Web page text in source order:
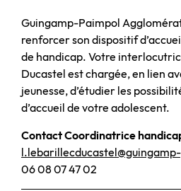
Guingamp-Paimpol
renforcer son dispositif
de handicap. Votre
Ducastel est chargée, en lien
jeunesse, d’étudier les
d’accueil de votre adolescent.
Contact Coordinatrice
06 08 07 47 02